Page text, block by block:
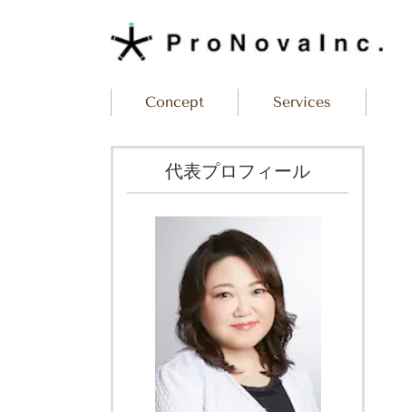
Concept Services
代表プロフィール